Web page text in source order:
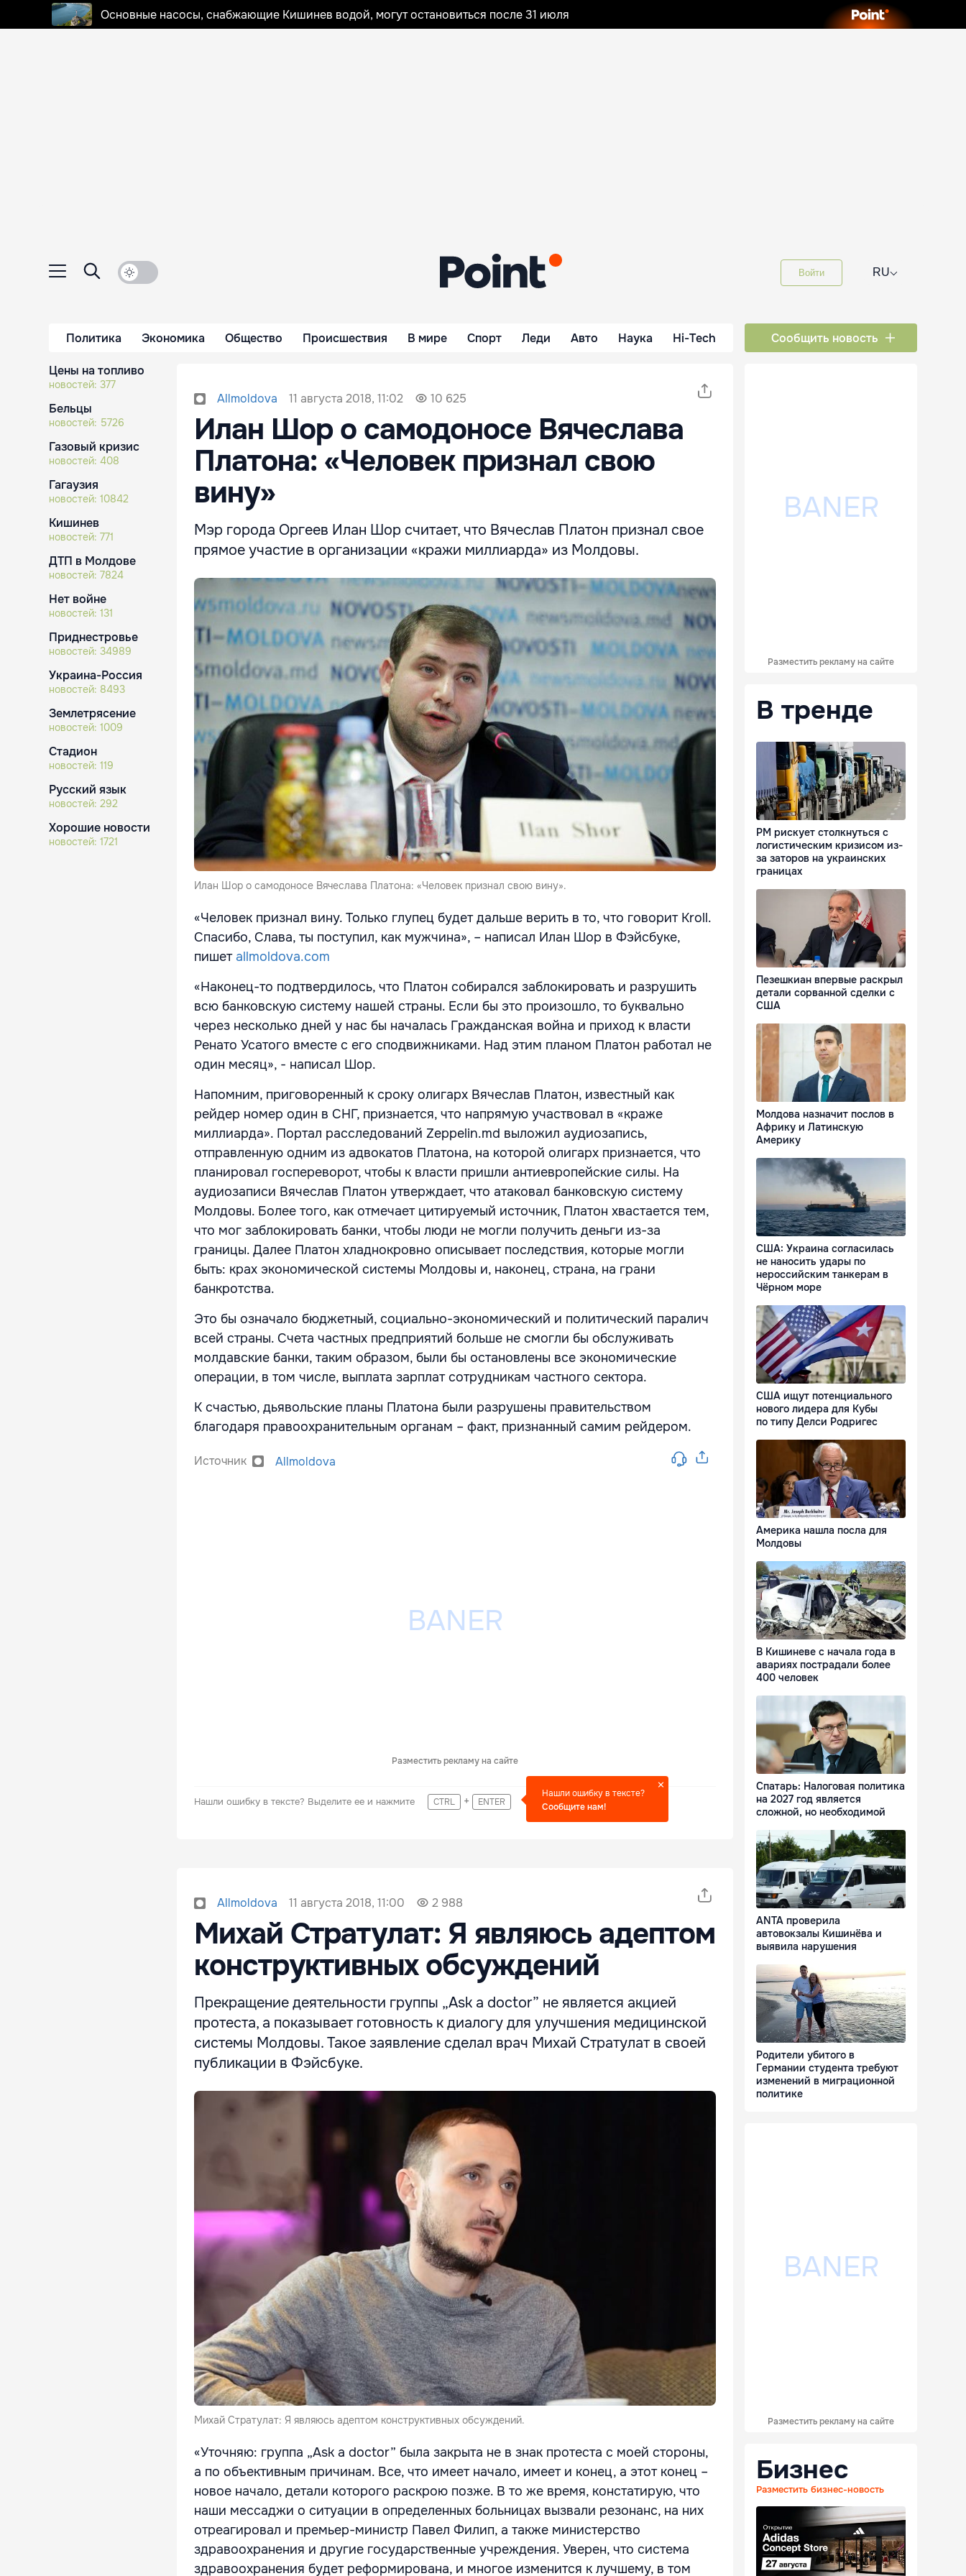
Основные насосы, снабжающие Кишинев водой, могут остановиться после 31 июля
Войти RU⌵
Политика Экономика Общество Происшествия В мире Спорт Леди Авто Наука Hi-Tech Сообщить новость
Цены на топливо
новостей: 377
Бельцы
новостей: 5726
Газовый кризис
новостей: 408
Гагаузия
новостей: 10842
Кишинев
новостей: 771
ДТП в Молдове
новостей: 7824
Нет войне
новостей: 131
Приднестровье
новостей: 34989
Украина-Россия
новостей: 8493
Землетрясение
новостей: 1009
Стадион
новостей: 119
Русский язык
новостей: 292
Хорошие новости
новостей: 1721
Allmoldova 11 августа 2018, 11:02 10 625
Илан Шор о самодоносе Вячеслава
Платона: «Человек признал свою
вину»
Мэр города Оргеев Илан Шор считает, что Вячеслав Платон признал свое
прямое участие в организации «кражи миллиарда» из Молдовы.
Илан Шор о самодоносе Вячеслава Платона: «Человек признал свою вину».
«Человек признал вину. Только глупец будет дальше верить в то, что говорит Kroll.
Спасибо, Слава, ты поступил, как мужчина», – написал Илан Шор в Фэйсбуке,
пишет allmoldova.com
«Наконец-то подтвердилось, что Платон собирался заблокировать и разрушить
всю банковскую систему нашей страны. Если бы это произошло, то буквально
через несколько дней у нас бы началась Гражданская война и приход к власти
Ренато Усатого вместе с его сподвижниками. Над этим планом Платон работал не
один месяц», - написал Шор.
Напомним, приговоренный к сроку олигарх Вячеслав Платон, известный как
рейдер номер один в СНГ, признается, что напрямую участвовал в «краже
миллиарда». Портал расследований Zeppelin.md выложил аудиозапись,
отправленную одним из адвокатов Платона, на которой олигарх признается, что
планировал госпереворот, чтобы к власти пришли антиевропейские силы. На
аудиозаписи Вячеслав Платон утверждает, что атаковал банковскую систему
Молдовы. Более того, как отмечает цитируемый источник, Платон хвастается тем,
что мог заблокировать банки, чтобы люди не могли получить деньги из-за
границы. Далее Платон хладнокровно описывает последствия, которые могли
быть: крах экономической системы Молдовы и, наконец, страна, на грани
банкротства.
Это бы означало бюджетный, социально-экономический и политический паралич
всей страны. Счета частных предприятий больше не смогли бы обслуживать
молдавские банки, таким образом, были бы остановлены все экономические
операции, в том числе, выплата зарплат сотрудникам частного сектора.
К счастью, дьявольские планы Платона были разрушены правительством
благодаря правоохранительным органам – факт, признанный самим рейдером.
Источник Allmoldova
Разместить рекламу на сайте
Нашли ошибку в тексте? Выделите ее и нажмите CTRL + ENTER
Нашли ошибку в тексте?
Сообщите нам!
Allmoldova 11 августа 2018, 11:00 2 988
Михай Стратулат: Я являюсь адептом
конструктивных обсуждений
Прекращение деятельности группы „Ask a doctor” не является акцией
протеста, а показывает готовность к диалогу для улучшения медицинской
системы Молдовы. Такое заявление сделал врач Михай Стратулат в своей
публикации в Фэйсбуке.
Михай Стратулат: Я являюсь адептом конструктивных обсуждений.
«Уточняю: группа „Ask a doctor” была закрыта не в знак протеста с моей стороны,
а по объективным причинам. Все, что имеет начало, имеет и конец, а этот конец –
новое начало, детали которого раскрою позже. В то же время, констатирую, что
наши мессаджи о ситуации в определенных больницах вызвали резонанс, на них
отреагировал и премьер-министр Павел Филип, а также министерство
здравоохранения и другие государственные учреждения. Уверен, что система
здравоохранения будет реформирована, и многое изменится к лучшему, в том
Разместить рекламу на сайте
В тренде
РМ рискует столкнуться с
логистическим кризисом из-
за заторов на украинских
границах
Пезешкиан впервые раскрыл
детали сорванной сделки с
США
Молдова назначит послов в
Африку и Латинскую
Америку
США: Украина согласилась
не наносить удары по
нероссийским танкерам в
Чёрном море
США ищут потенциального
нового лидера для Кубы
по типу Делси Родригес
Америка нашла посла для
Молдовы
В Кишиневе с начала года в
авариях пострадали более
400 человек
Спатарь: Налоговая политика
на 2027 год является
сложной, но необходимой
ANTA проверила
автовокзалы Кишинёва и
выявила нарушения
Родители убитого в
Германии студента требуют
изменений в миграционной
политике
Разместить рекламу на сайте
Бизнес
Разместить бизнес-новость